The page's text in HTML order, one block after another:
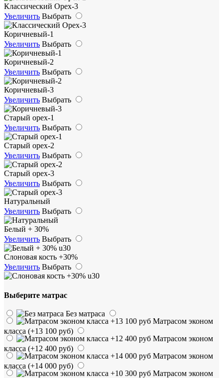
Классический Орех-3
Увеличить Выбрать
Коричневый-1
Увеличить Выбрать
Коричневый-2
Увеличить Выбрать
Коричневый-3
Увеличить Выбрать
Старый орех-1
Увеличить Выбрать
Старый орех-2
Увеличить Выбрать
Старый орех-3
Увеличить Выбрать
Натуральный
Увеличить Выбрать
Белый + 30%
Увеличить Выбрать
Слоновая кость +30%
Увеличить Выбрать
Выберите матрас
Без матраса
Матрасом эконом
класса (+13 100 руб)
Матрасом эконом
класса (+12 400 руб)
Матрасом эконом
класса (+14 000 руб)
Матрасом эконом